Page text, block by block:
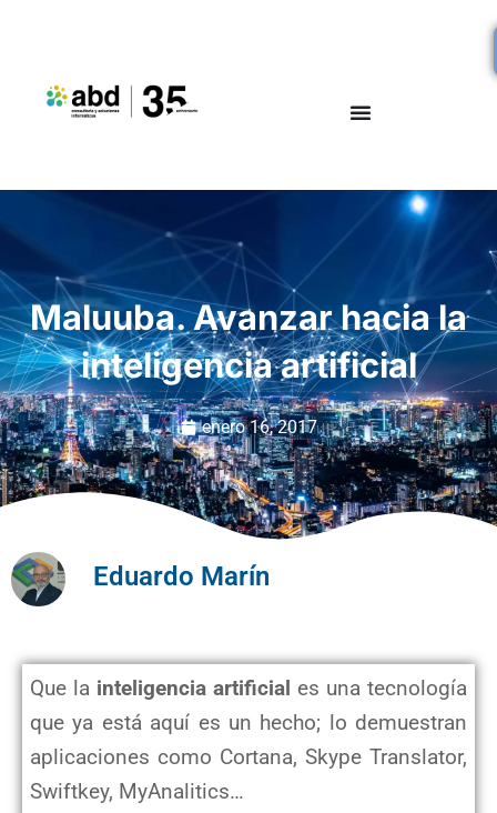
Maluuba. Avanzar hacia la
inteligencia artificial
enero 16, 2017
Eduardo Marín
Que la inteligencia artificial es una tecnología
que ya está aquí es un hecho; lo demuestran
aplicaciones como Cortana, Skype Translator,
Swiftkey, MyAnalitics…